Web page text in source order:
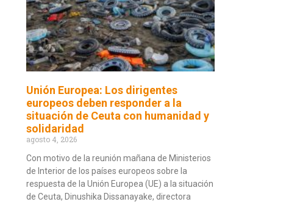
Unión Europea: Los dirigentes
europeos deben responder a la
situación de Ceuta con humanidad y
solidaridad
agosto 4, 2026
Con motivo de la reunión mañana de Ministerios
de Interior de los países europeos sobre la
respuesta de la Unión Europea (UE) a la situación
de Ceuta, Dinushika Dissanayake, directora